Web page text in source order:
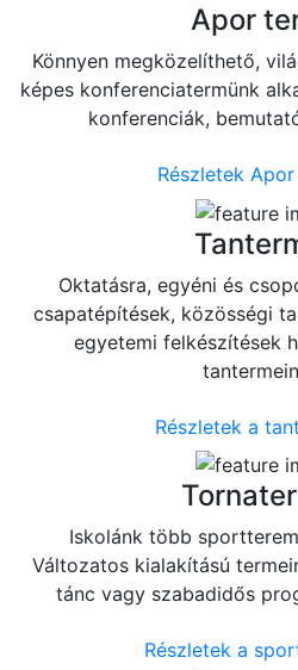
Apor
Könnyen megközelíthető,
képes konferenciatermünk
konferenciák,
Részletek
Oktatásra, egyéni és
csapatépítések, közösségi
egyetemi felkészítések
Részletek a
Iskolánk több
Változatos kialakítású
tánc vagy szabadidős
Részletek a